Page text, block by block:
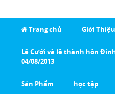
Trang chủ Giới Thiệu
Lễ Cưới và lễ thành hôn
04/08/2013
Sản Phẩm học tập